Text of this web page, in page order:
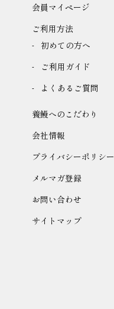
会員マイページ
ご利用方法
初めての方へ
ご利用ガイド
よくあるご質問
養鰻へのこだわり
会社情報
プライバシーポリシー
メルマガ登録
お問い合わせ
サイトマップ